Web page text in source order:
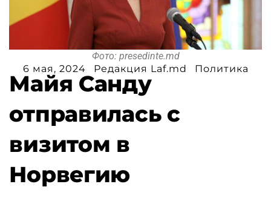
Фото: presedinte.md
6 мая, 2024
Редакция Laf.md Политика
Майя Санду
отправилась с
визитом в
Норвегию